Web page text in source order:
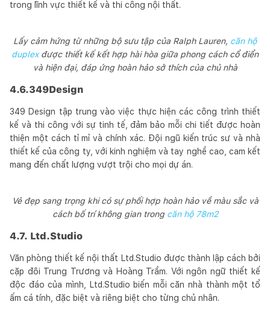
trong lĩnh vực thiết kế và thi công nội thất.
Lấy cảm hứng từ những bộ sưu tập của Ralph Lauren, căn hộ
duplexđược thiết kế kết hợp hài hòa giữa phong cách cổ điển
và hiện đại, đáp ứng hoàn hảo sở thích của chủ nhà
4.6.349Design
349 Design tập trung vào việc thực hiện các công trình thiết
kế và thi công với sự tinh tế, đảm bảo mỗi chi tiết được hoàn
thiện một cách tỉ mỉ và chính xác. Đội ngũ kiến trúc sư và nhà
thiết kế của công ty, với kinh nghiệm và tay nghề cao, cam kết
mang đến chất lượng vượt trội cho mọi dự án.
Vẻ đẹp sang trọng khi có sự phối hợp hoàn hảo về màu sắc và
cách bố trí không gian trong căn hộ 78m2
4.7. Ltd.Studio
Văn phòng thiết kế nội thất Ltd.Studio được thành lập cách bởi
cặp đôi Trung Trương và Hoàng Trầm. Với ngôn ngữ thiết kế
độc đáo của mình, Ltd.Studio biến mỗi căn nhà thành một tổ
ấm cá tính, đặc biệt và riêng biệt cho từng chủ nhân.